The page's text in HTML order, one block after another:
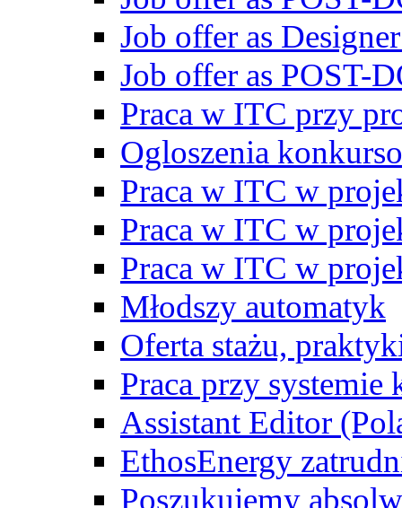
Job offer as
Job offer as POST-
Praca w ITC przy
Ogloszenia
Praca w ITC w
Praca w ITC w
Praca w ITC w
Młodszy automatyk
Oferta stażu,
Praca przy
Assistant Editor
EthosEnergy
Poszukujemy